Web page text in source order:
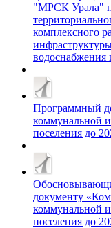
"МРСК Урала"
комплексного
водоснабжения
Программный
коммунальной
поселения до
документу
коммунальной
поселения до